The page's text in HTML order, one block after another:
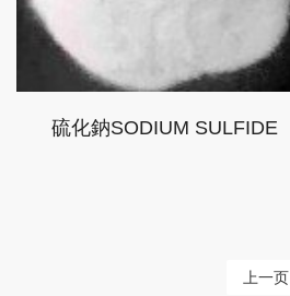
硫化鈉SODIUM SULFIDE
上一页